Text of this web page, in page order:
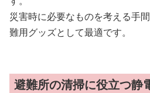
災害時に必要なものを考える手
難用グッズとして最適です。
避難所の清掃に役立つ静